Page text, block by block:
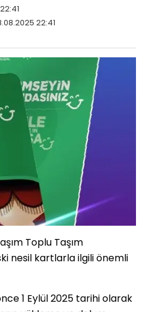
22:41
Toplu Taşım
nesil kartlarla ilgili önemli
1 Eylül 2025 tarihi olarak